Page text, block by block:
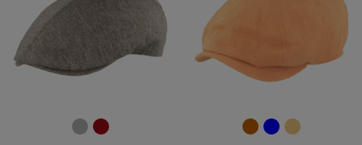
Damen UV-
Schutz Caps
Damen
Damen